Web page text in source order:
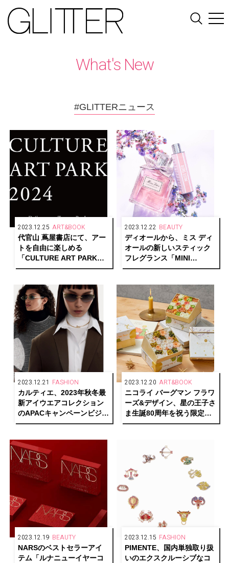
What's New
#GLITTERニュース
2023.12.25 ART&BOOK
代官山 蔦屋書店にて、アー
トを自由に楽しめる
「CULTURE ART PARK
2024」開催
2023.12.22 BEAUTY
ディオールから、ミス ディ
オールの新しいスティック
フレグランス「MINI
MISS」誕生
2023.12.21 FASHION
カルティエ、2023年秋冬最
新アイウエアコレクション
のAPACキャンペーンビジュ
アルを公開
2023.12.20 ART&BOOK
ニコライ バーグマン フラワ
ーズ&デザイン、星の王子さ
ま生誕80周年を祝う限定フ
ラワーボックスを発売
2023.12.19 BEAUTY
NARSのベストセラーアイ
テム「ルナニューイヤーコ
2023.12.15 FASHION
PIMENTE、国内単独取り扱
いのエクスクルーシブなコ